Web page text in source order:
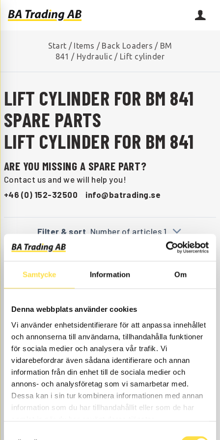
Samtycke Information Om
Denna webbplats använder cookies
Vi använder enhetsidentifierare för att anpassa innehållet
och annonserna till användarna, tillhandahålla funktioner
för sociala medier och analysera vår trafik. Vi
vidarebefordrar även sådana identifierare och annan
information från din enhet till de sociala medier och
annons- och analysföretag som vi samarbetar med.
Dessa kan i sin tur kombinera informationen med annan
information som du har tillhandahållit eller som de har
Start / Items / Back Loaders / BM
841 / Hydraulic / Lift cylinder
LIFT CYLINDER FOR BM 841
SPARE PARTS
LIFT CYLINDER FOR BM 841
ARE YOU MISSING A SPARE PART?
Contact us and we will help you!
+46 (0) 152-32500
info@batrading.se
Filter & sort Number of articles 1
GASKETS KIT
HY693 Item no.754693 Aggr. -1764
Åtgår1
1 073.00
Web stock NEEDED
BUY